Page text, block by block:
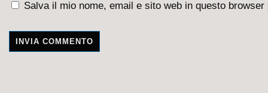
Salva il mio nome, email e sito web in questo